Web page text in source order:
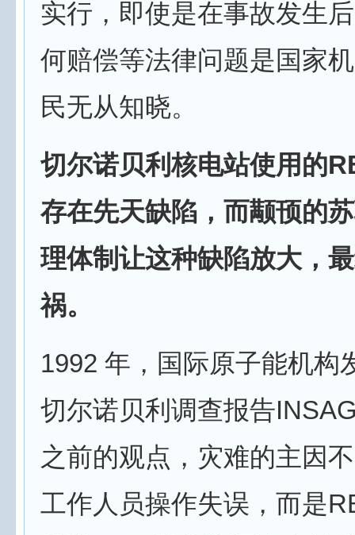
实行，即使是在事故发生
何赔偿等法律问题是国家
民无从知晓。
切尔诺贝利核电站使用的
存在先天缺陷，而颟顸的
理体制让这种缺陷放大，
祸。
1992 年，国际原子能机构
切尔诺贝利调查报告
之前的观点，灾难的主因
工作人员操作失误，而是